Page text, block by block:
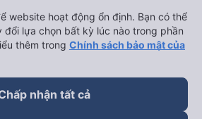
website hoạt động ổn định. Bạn có thể
đổi lựa chọn bất kỳ lúc nào trong phần
thêm trong Chính sách bảo mật của
nhận tất cả